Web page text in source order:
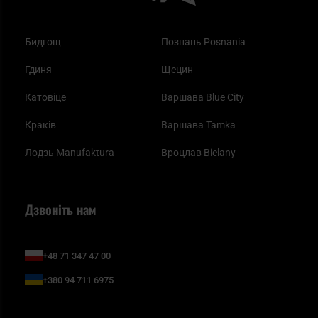
Бидгощ
Гдиня
Катовіце
Краків
Лодзь Manufaktura
Познань Posnania
Щецин
Варшава Blue City
Варшава Tamka
Вроцлав Bielany
Дзвоніть нам
+48 71 347 47 00
+380 94 711 6975